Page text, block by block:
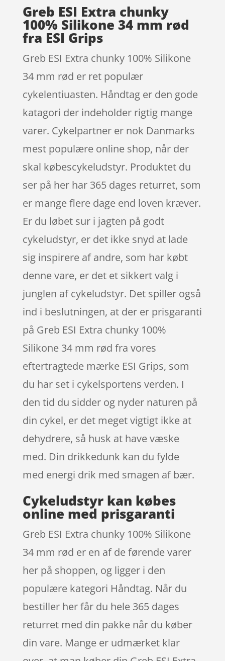
Greb ESI Extra chunky
100% Silikone 34 mm rød
fra ESI Grips
Greb ESI Extra chunky 100% Silikone
34 mm rød er ret populær
cykelentiuasten. Håndtag er den gode
katagori der indeholder rigtig mange
varer. Cykelpartner er nok Danmarks
mest populære online shop, når der
skal købescykeludstyr. Produktet du
ser på her har 365 dages returret, som
er mange flere dage end loven kræver.
Er du løbet sur i jagten på godt
cykeludstyr, er det ikke snyd at lade
sig inspirere af andre, som har købt
denne vare, er det et sikkert valg i
junglen af cykeludstyr. Det spiller også
ind i beslutningen, at der er prisgaranti
på Greb ESI Extra chunky 100%
Silikone 34 mm rød fra vores
eftertragtede mærke ESI Grips, som
du har set i cykelsportens verden. I
den tid du sidder og nyder naturen på
din cykel, er det meget vigtigt ikke at
dehydrere, så husk at have væske
med. Din drikkedunk kan du fylde
med energi drik med smagen af bær.
Cykeludstyr kan købes
online med prisgaranti
Greb ESI Extra chunky 100% Silikone
34 mm rød er en af de førende varer
her på shoppen, og ligger i den
populære kategori Håndtag. Når du
bestiller her får du hele 365 dages
returret med din pakke når du køber
din vare. Mange er udmærket klar